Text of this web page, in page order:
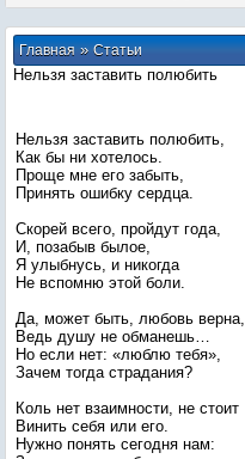
Главная»Статьи
Нельзя заставить полюбить
Нельзя заставить полюбить,
Как бы ни хотелось.
Проще мне его забыть,
Принять ошибку сердца.
Скорей всего, пройдут года,
И, позабыв былое,
Я улыбнусь, и никогда
Не вспомню этой боли.
Да, может быть, любовь верна,
Ведь душу не обманешь…
Но если нет: «люблю тебя»,
Зачем тогда страдания?
Коль нет взаимности, не стоит
Винить себя или его.
Нужно понять сегодня нам: